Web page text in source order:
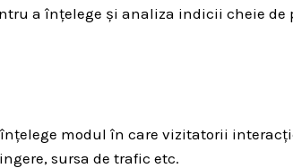
a înțelege și analiza indicii cheie
modul în care vizitatorii
sursa de trafic etc.